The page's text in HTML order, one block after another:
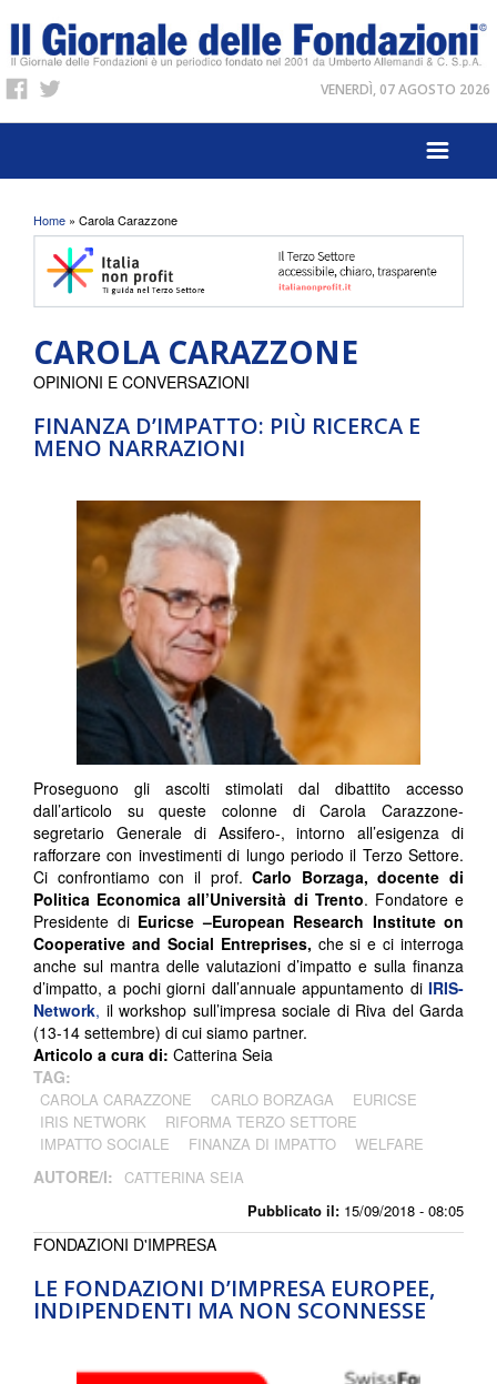
VENERDÌ, 07 AGOSTO 2026
Tu sei qui
Home » Carola Carazzone
CAROLA CARAZZONE
FINANZA D’IMPATTO: PIÙ RICERCA E
MENO NARRAZIONI
Pubblicato il: 15/09/2018 - 08:05
OPINIONI E CONVERSAZIONI
Proseguono gli ascolti stimolati dal dibattito accesso
dall’articolo su queste colonne di Carola Carazzone-
segretario Generale di Assifero-, intorno all’esigenza di
rafforzare con investimenti di lungo periodo il Terzo Settore.
Ci confrontiamo con il prof.Carlo Borzaga, docente di
Politica Economica all’Università di Trento. Fondatore e
Presidente di Euricse –European Research Institute on
Cooperative and Social Entreprises, che si e ci interroga
anche sul mantra delle valutazioni d’impatto e sulla finanza
d’impatto, a pochi giorni dall’annuale appuntamento di IRIS-
Network, il workshop sull’impresa sociale di Riva del Garda
(13-14 settembre) di cui siamo partner.
Articolo a cura di: Catterina Seia
TAG:
CAROLA CARAZZONE CARLO BORZAGA
EURICSE
IRIS NETWORK
RIFORMA TERZO SETTORE
IMPATTO SOCIALE
FINANZA DI IMPATTO WELFARE
AUTORE/I: CATTERINA SEIA
LE FONDAZIONI D’IMPRESA EUROPEE,
INDIPENDENTI MA NON SCONNESSE
FONDAZIONI D'IMPRESA